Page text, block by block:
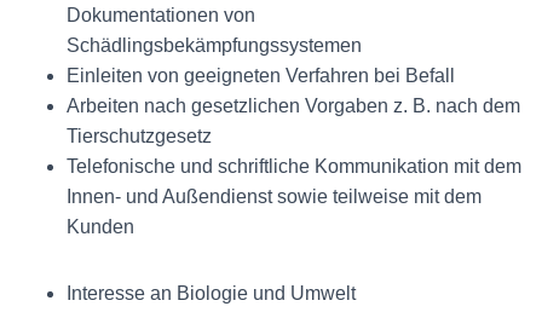
Dokumentationen von
Schädlingsbekämpfungssystemen
Einleiten von geeigneten Verfahren bei Befall
Arbeiten nach gesetzlichen Vorgaben z. B. nach dem
Tierschutzgesetz
Telefonische und schriftliche Kommunikation mit dem
Innen- und Außendienst sowie teilweise mit dem
Kunden
Interesse an Biologie und Umwelt